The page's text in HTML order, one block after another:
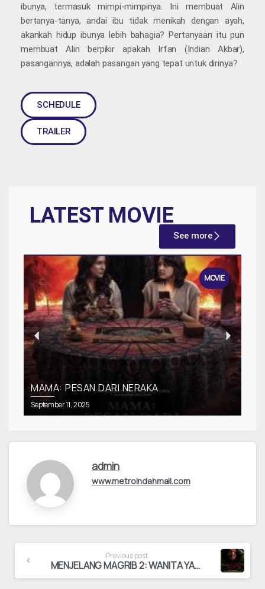
ibunya, termasuk mimpi-mimpinya. Ini membuat Alin
bertanya-tanya, andai ibu tidak menikah dengan ayah,
akankah hidup ibunya lebih bahagia? Pertanyaan itu pun
membuat Alin berpikir apakah Irfan (Indian Akbar),
pasangannya, adalah pasangan yang tepat untuk dirinya?
SCHEDULE
TRAILER
LATEST MOVIE
See more
MOVIE
MAMA: PESAN DARI NERAKA
September 11, 2025
admin
www.metroindahmall.com
Previous post
MENJELANG MAGRIB 2: WANITA YANG DIRANTAI